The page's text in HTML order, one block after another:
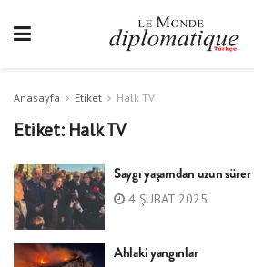
Anasayfa Etiket Halk TV
Etiket: Halk TV
Saygı yaşamdan uzun sürer
4 ŞUBAT 2025
Ahlaki yangınlar